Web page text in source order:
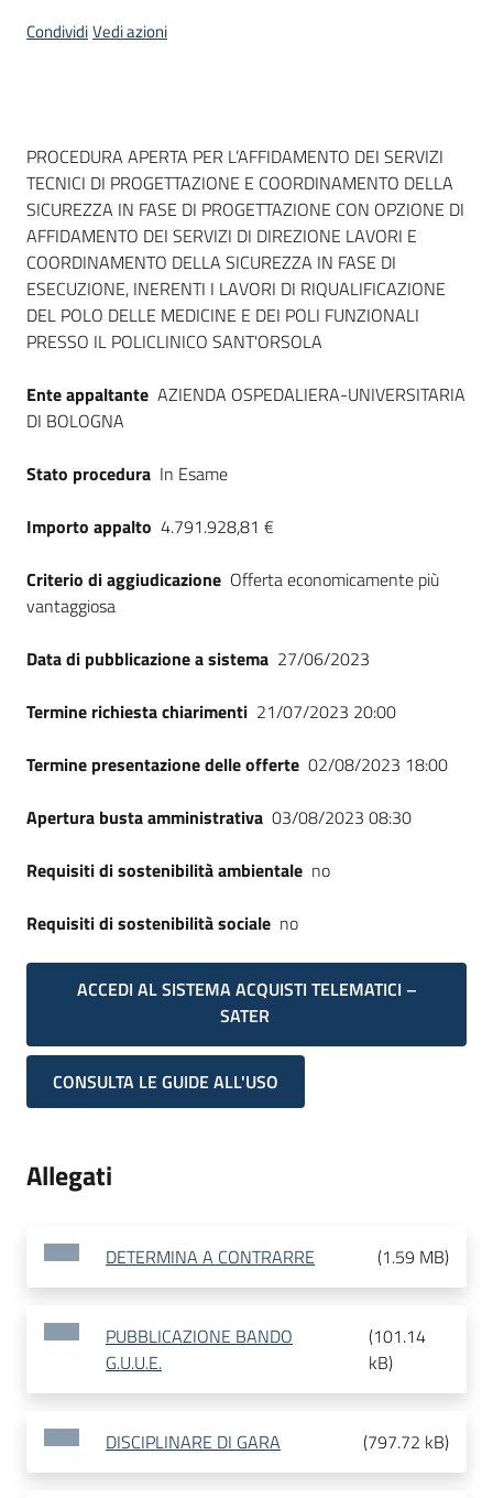
CondividiVedi azioni
Dati del bando
PROCEDURA APERTA PER L’AFFIDAMENTO DEI SERVIZI
TECNICI DI PROGETTAZIONE E COORDINAMENTO DELLA
SICUREZZA IN FASE DI PROGETTAZIONE CON OPZIONE DI
AFFIDAMENTO DEI SERVIZI DI DIREZIONE LAVORI E
COORDINAMENTO DELLA SICUREZZA IN FASE DI
ESECUZIONE, INERENTI I LAVORI DI RIQUALIFICAZIONE
DEL POLO DELLE MEDICINE E DEI POLI FUNZIONALI
PRESSO IL POLICLINICO SANT'ORSOLA
Ente appaltante AZIENDA OSPEDALIERA-UNIVERSITARIA
DI BOLOGNA
Stato procedura In Esame
Importo appalto 4.791.928,81 €
Criterio di aggiudicazione Offerta economicamente più
vantaggiosa
Data di pubblicazione a sistema 27/06/2023
Termine richiesta chiarimenti 21/07/2023 20:00
Termine presentazione delle offerte 02/08/2023 18:00
Apertura busta amministrativa 03/08/2023 08:30
Requisiti di sostenibilità ambientale no
Requisiti di sostenibilità sociale no
ACCEDI AL SISTEMA ACQUISTI TELEMATICI –
SATER
CONSULTA LE GUIDE ALL'USO
Allegati
DETERMINA A CONTRARRE (1.59 MB)
PUBBLICAZIONE BANDO
G.U.U.E.
(101.14
kB)
DISCIPLINARE DI GARA (797.72 kB)